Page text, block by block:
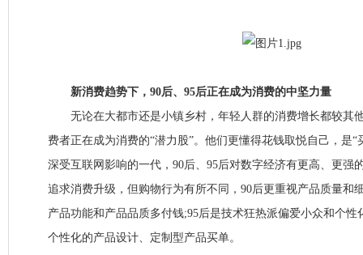
新消费趋势下，90后、95后正在成为消费的中坚力量
无论在大都市还是小镇乡村，年轻人群的消费增长都较其
费者正在成为消费的“潜力股”。他们更懂得花钱取悦自己，是“
深受互联网影响的一代，90后、95后对数字经济有更高、更强
追求消费升级，但购物行为有所不同，90后更重视产品质量和
产品功能和产品品质多付钱;95后是技术狂热派偏爱小众和个性
个性化的产品设计、定制型产品买单。